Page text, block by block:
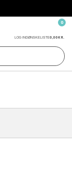
LOG INDØNSKELISTE0,00 KR.
0